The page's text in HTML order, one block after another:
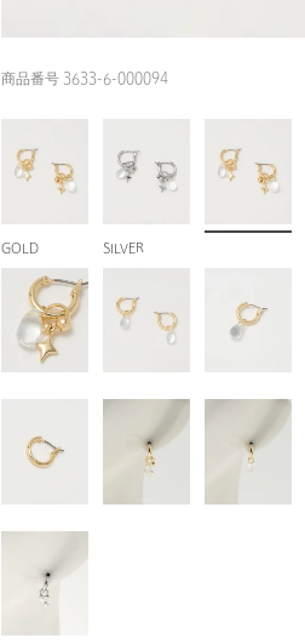
商品番号 3633-6-000094
GOLD SILVER